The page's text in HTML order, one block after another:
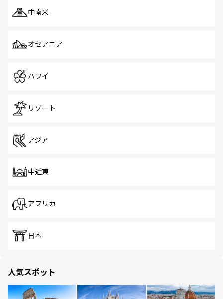
中南米
オセアニア
ハワイ
リゾート
アジア
中近東
アフリカ
日本
人気スポット